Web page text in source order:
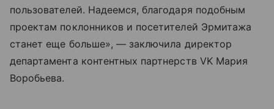
пользователей. Надеемся, благодаря подобным
проектам поклонников и посетителей Эрмитажа
станет еще больше», — заключила директор
департамента контентных партнерств VK Мария
Воробьева.